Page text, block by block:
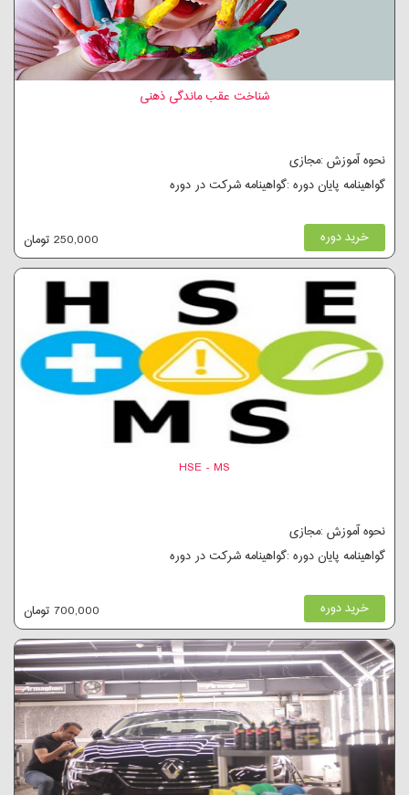
شناخت عقب ماندگی ذهنی
نحوه آموزش :مجازی
گواهینامه پایان دوره :گواهینامه شرکت در دوره
خرید دوره 250,000 تومان
HSE - MS
نحوه آموزش :مجازی
گواهینامه پایان دوره :گواهینامه شرکت در دوره
خرید دوره 700,000 تومان